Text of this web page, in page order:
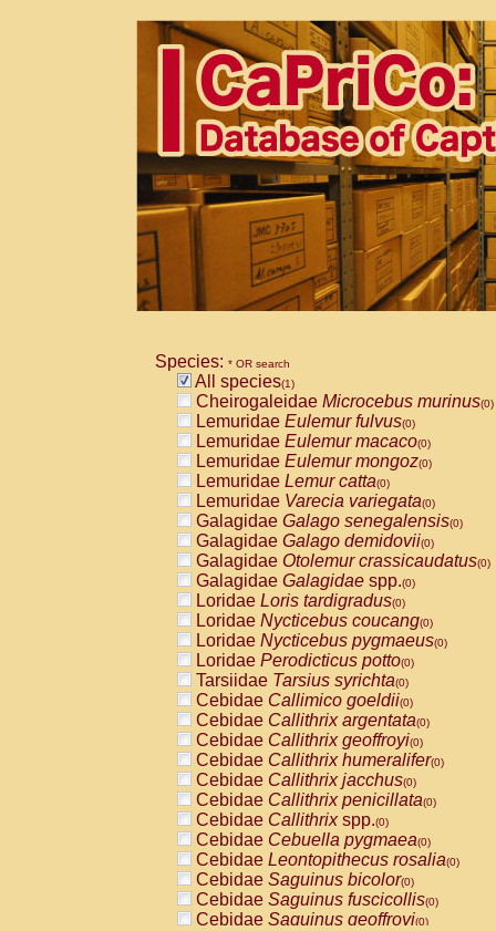
Species: * OR search
All species(1)
Cheirogaleidae Microcebus murinus(0)
Lemuridae Eulemur fulvus(0)
Lemuridae Eulemur macaco(0)
Lemuridae Eulemur mongoz(0)
Lemuridae Lemur catta(0)
Lemuridae Varecia variegata(0)
Galagidae Galago senegalensis(0)
Galagidae Galago demidovii(0)
Galagidae Otolemur crassicaudatus(0)
Galagidae Galagidae spp.(0)
Loridae Loris tardigradus(0)
Loridae Nycticebus coucang(0)
Loridae Nycticebus pygmaeus(0)
Loridae Perodicticus potto(0)
Tarsiidae Tarsius syrichta(0)
Cebidae Callimico goeldii(0)
Cebidae Callithrix argentata(0)
Cebidae Callithrix geoffroyi(0)
Cebidae Callithrix humeralifer(0)
Cebidae Callithrix jacchus(0)
Cebidae Callithrix penicillata(0)
Cebidae Callithrixspp.(0)
Cebidae Cebuella pygmaea(0)
Cebidae Leontopithecus rosalia(0)
Cebidae Saguinus bicolor(0)
Cebidae Saguinus fuscicollis(0)
Cebidae Saguinus geoffroyi(0)